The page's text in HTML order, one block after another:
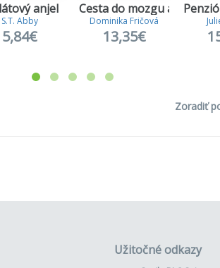
anjel
S.T. Abby
5,84€
Cesta do mozgu a späť
Dominika Fričová
13,35€
Zoradiť
Užitočné odkazy